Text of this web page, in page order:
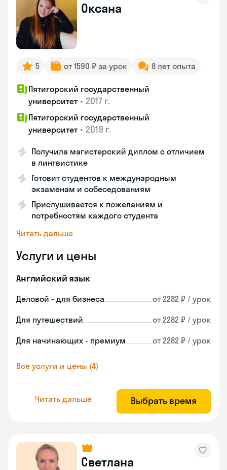
Оксана
5 от 1590 ₽ за урок 8 лет опыта
Пятигорский государственный
университет • 2017 г.
Пятигорский государственный
университет • 2019 г.
Получила магистерский диплом с отличием
в лингвистике
Готовит студентов к международным
экзаменам и собеседованиям
Прислушивается к пожеланиям и
потребностям каждого студента
Читать дальше
Услуги и цены
Английский язык
Деловой - для бизнеса от 2282 ₽ / урок
Для путешествий от 2282 ₽ / урок
Для начинающих - премиум от 2282 ₽ / урок
Все услуги и цены (4)
Читать дальше Выбрать время
Светлана